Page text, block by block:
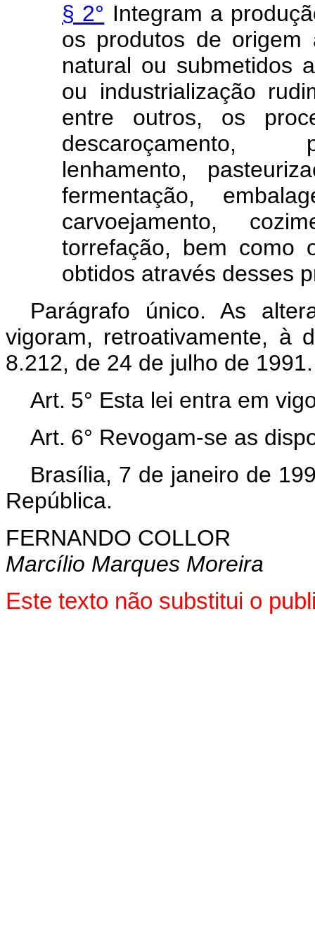
§ 2° Integram a
os produtos de origem
natural ou submetidos
ou industrialização
entre outros, os
descaroçamento,
lenhamento,
fermentação,
carvoejamento,
torrefação, bem como
obtidos através desses
Parágrafo único. As
vigoram, retroativamente, à
8.212, de 24 de julho de 1991.
Art. 5° Esta lei entra em
Art. 6° Revogam-se as
Brasília, 7 de janeiro de
República.
FERNANDO COLLOR
Marcílio Marques Moreira
Este texto não substitui o